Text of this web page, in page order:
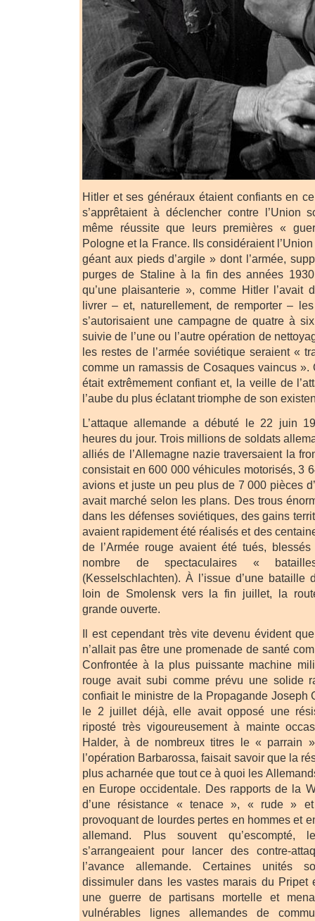
Hitler et ses généraux étaient confiants en
s’apprêtaient à déclencher contre l’Union
même réussite que leurs premières «
Pologne et la France. Ils considéraient
géant aux pieds d’argile » dont l’armée,
purges de Staline à la fin des années
qu’une plaisanterie », comme Hitler l’avait
livrer – et, naturellement, de remporter –
s’autorisaient une campagne de quatre à
suivie de l’une ou l’autre opération de
les restes de l’armée soviétique seraient «
comme un ramassis de Cosaques vaincus ».
était extrêmement confiant et, la veille de
l’aube du plus éclatant triomphe de son
L’attaque allemande a débuté le 22 juin
heures du jour. Trois millions de soldats
alliés de l’Allemagne nazie traversaient la
consistait en 600 000 véhicules motorisés, 3
avions et juste un peu plus de 7 000 pièces
avait marché selon les plans. Des trous
dans les défenses soviétiques, des gains
avaient rapidement été réalisés et des
de l’Armée rouge avaient été tués,
nombre de spectaculaires «
(Kesselschlachten). À l’issue d’une
loin de Smolensk vers la fin juillet, la
grande ouverte.
Il est cependant très vite devenu évident
n’allait pas être une promenade de santé
Confrontée à la plus puissante machine
rouge avait subi comme prévu une solide
confiait le ministre de la Propagande Joseph
le 2 juillet déjà, elle avait opposé une
riposté très vigoureusement à mainte
Halder, à de nombreux titres le « parrain
l’opération Barbarossa, faisait savoir que la
plus acharnée que tout ce à quoi les
en Europe occidentale. Des rapports de la
d’une résistance « tenace », « rude »
provoquant de lourdes pertes en hommes et
allemand. Plus souvent qu’escompté,
s’arrangeaient pour lancer des contre-
l’avance allemande. Certaines unités
dissimuler dans les vastes marais du Pripet
une guerre de partisans mortelle et
vulnérables lignes allemandes de